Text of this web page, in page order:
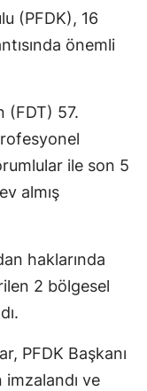
(PFDK), 16
önemli
(FDT) 57.
ile son 5
almış
haklarında
2 bölgesel
PFDK Başkanı
imzalandı ve